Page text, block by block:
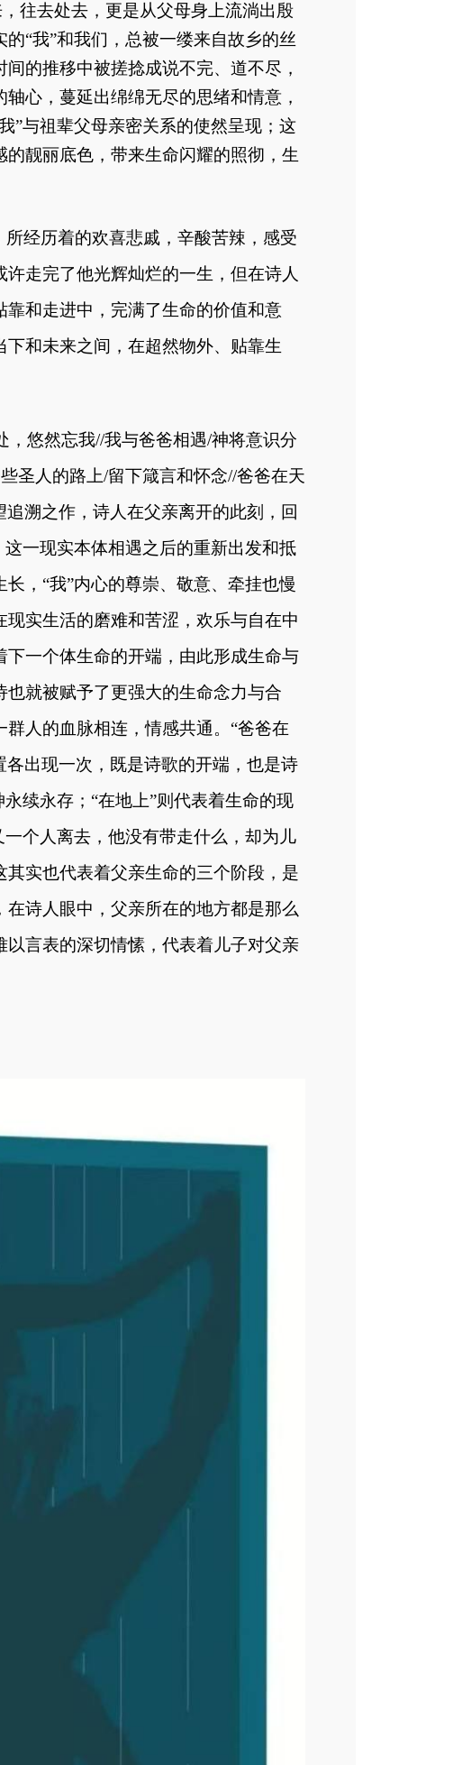
往去处去，更是从父母身上流淌出殷
“我”和我们，总被一缕来自故乡的丝
的推移中被搓捻成说不完、道不尽，
心，蔓延出绵绵无尽的思绪和情意，
”与祖辈父母亲密关系的使然呈现；这
靓丽底色，带来生命闪耀的照彻，生
经历着的欢喜悲戚，辛酸苦辣，感受
走完了他光辉灿烂的一生，但在诗人
和走进中，完满了生命的价值和意
和未来之间，在超然物外、贴靠生
悠然忘我//我与爸爸相遇/神将意识分
圣人的路上/留下箴言和怀念//爸爸在天
溯之作，诗人在父亲离开的此刻，回
这一现实本体相遇之后的重新出发和抵
，“我”内心的尊崇、敬意、牵挂也慢
实生活的磨难和苦涩，欢乐与自在中
一个体生命的开端，由此形成生命与
就被赋予了更强大的生命念力与合
人的血脉相连，情感共通。 “爸爸在
出现一次，既是诗歌的开端，也是诗
永续永存；“在地上”则代表着生命的现
个人离去，他没有带走什么，却为儿
实也代表着父亲生命的三个阶段，是
诗人眼中，父亲所在的地方都是那么
言表的深切情愫，代表着儿子对父亲